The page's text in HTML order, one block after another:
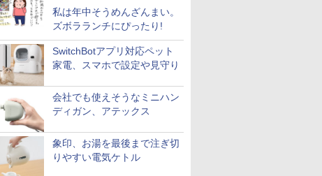
私は年中そうめんざんまい。
ズボラランチにぴったり!
SwitchBotアプリ対応ペット
家電、スマホで設定や見守り
会社でも使えそうなミニハン
ディガン、アテックス
象印、お湯を最後まで注ぎ切
りやすい電気ケトル